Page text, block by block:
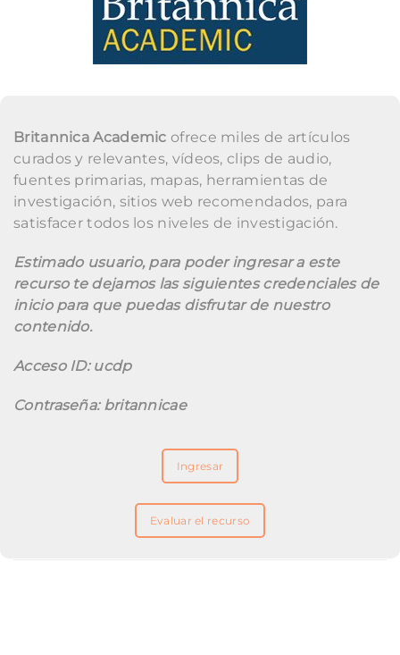
Britannica Academic ofrece miles de artículos
curados y relevantes, vídeos, clips de audio,
fuentes primarias, mapas, herramientas de
investigación, sitios web recomendados, para
satisfacer todos los niveles de investigación.
Estimado usuario, para poder ingresar a este
recurso te dejamos las siguientes credenciales de
inicio para que puedas disfrutar de nuestro
contenido.
Acceso ID: ucdp
Contraseña: britannicae
Ingresar
Evaluar el recurso